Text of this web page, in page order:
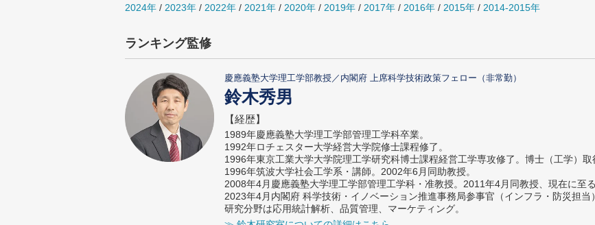
2024年 / 2023年 / 2022年 / 2021年 / 2020年 / 2019年 / 2017年 / 2016年 / 2015年 / 2014-2015年
ランキング監修
慶應義塾大学理工学部教授／内閣府 上席科学技術政策フェロー（非常勤）
鈴木秀男
【経歴】
1989年慶應義塾大学理工学部管理工学科卒業。
1992年ロチェスター大学経営大学院修士課程修了。
1996年東京工業大学大学院理工学研究科博士課程経営工学専攻修了。博士（工学）取
1996年筑波大学社会工学系・講師。2002年6月同助教授。
2008年4月慶應義塾大学理工学部管理工学科・准教授。2011年4月同教授、現在に至る
2023年4月内閣府 科学技術・イノベーション推進事務局参事官（インフラ・防災担当
研究分野は応用統計解析、品質管理、マーケティング。